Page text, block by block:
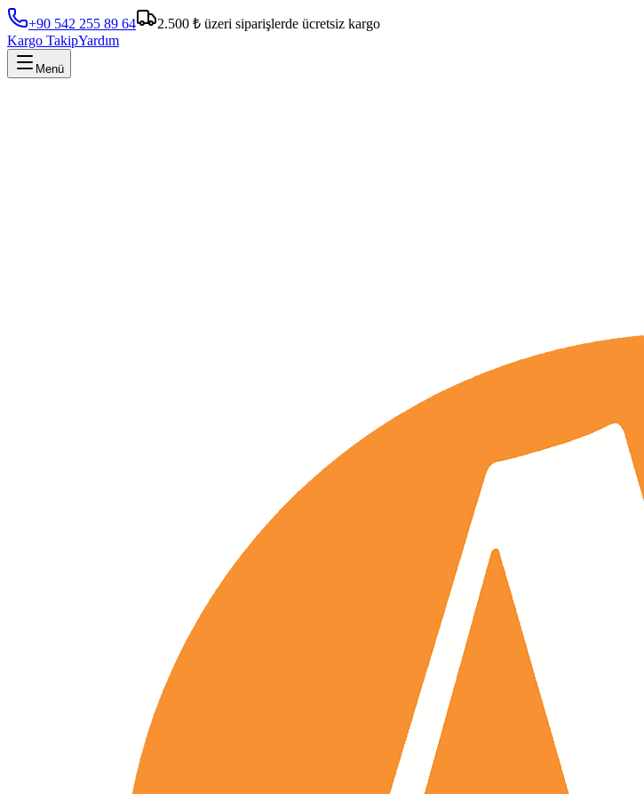
+90 542 255 89 64
2.500 ₺ üzeri siparişlerde ücretsiz kargo
Kargo TakipYardım
Menü